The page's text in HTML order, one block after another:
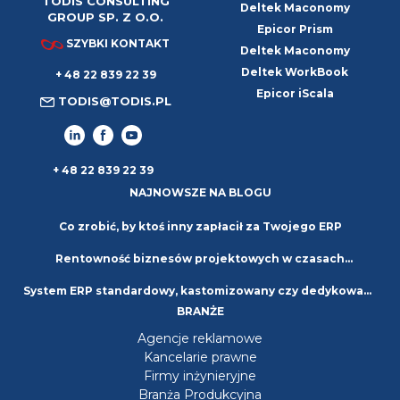
GROUP SP. Z O.O.
SZYBKI KONTAKT
+ 48 22 839 22 39
TODIS@TODIS.PL
+ 48 22 839 22 39
Deltek Maconomy
Epicor Prism
Deltek Maconomy
Deltek WorkBook
Epicor iScala
NAJNOWSZE NA BLOGU
Co zrobić, by ktoś inny zapłacił za Twojego ERP
Rentowność biznesów projektowych w czasach
niepewności. Strategie i najlepsze praktyki
System ERP standardowy, kastomizowany czy dedykowany
BRANŻE
Agencje reklamowe
Kancelarie prawne
Firmy inżynieryjne
Branża Produkcyjna